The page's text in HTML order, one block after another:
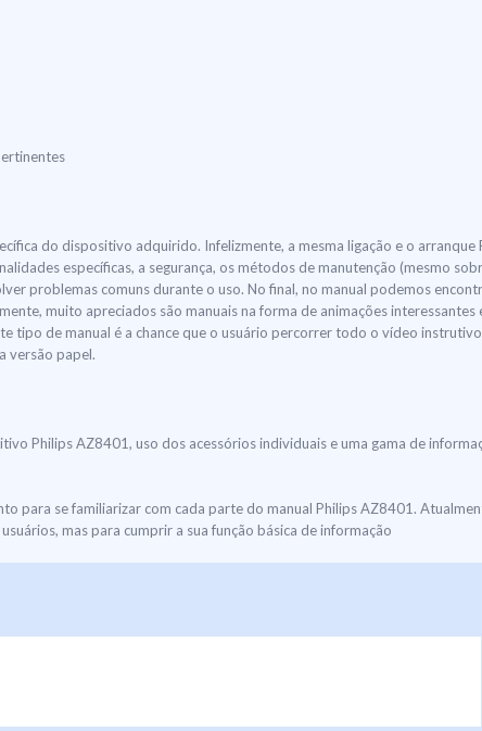
do dispositivo adquirido. Infelizmente, a mesma ligação e o arranque
específicas, a segurança, os métodos de manutenção (mesmo
problemas comuns durante o uso. No final, no manual podemos
muito apreciados são manuais na forma de animações interessantes
tipo de manual é a chance que o usuário percorrer todo o vídeo
versão papel.
Philips AZ8401, uso dos acessórios individuais e uma gama de
para se familiarizar com cada parte do manual Philips AZ8401.
mas para cumprir a sua função básica de informação